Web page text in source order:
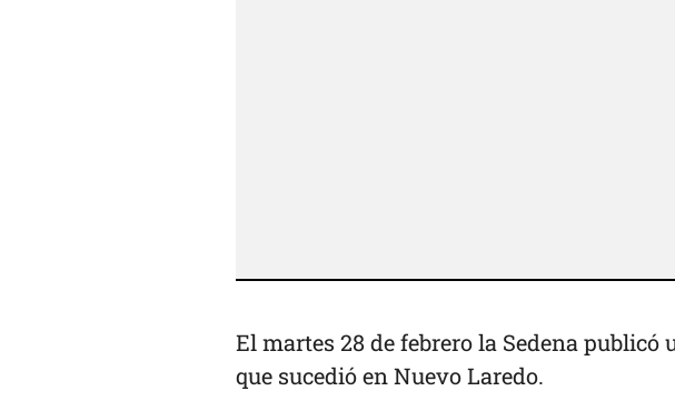
El martes 28 de febrero la Sedena publicó
que sucedió en Nuevo Laredo.